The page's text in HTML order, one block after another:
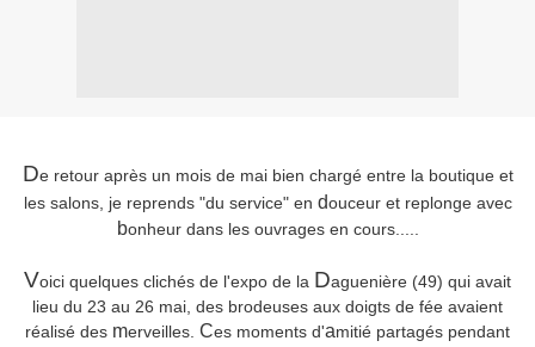
De retour après un mois de mai bien chargé entre la boutique et
les salons, je reprends "du service" en douceur et replonge avec
bonheur dans les ouvrages en cours.....
Voici quelques clichés de l'expo de la Daguenière (49) qui avait
lieu du 23 au 26 mai, des brodeuses aux doigts de fée avaient
réalisé des merveilles. Ces moments d'amitié partagés pendant